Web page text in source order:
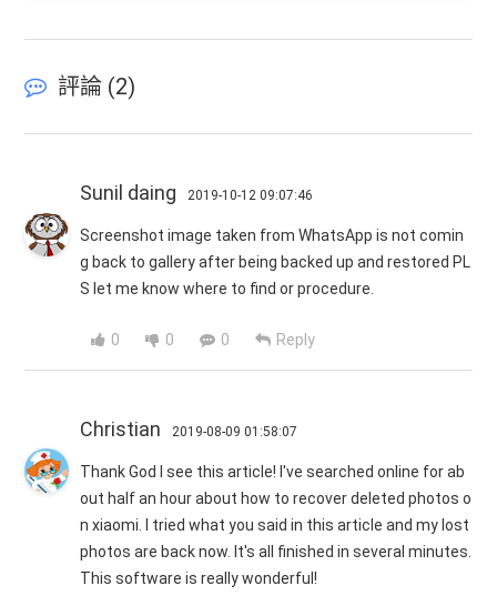
評論 (2)
Sunil daing 2019-10-12 09:07:46
Screenshot image taken from WhatsApp is not comin
g back to gallery after being backed up and restored PL
S let me know where to find or procedure.
0 0 0 Reply
Christian 2019-08-09 01:58:07
Thank God I see this article! I've searched online for ab
out half an hour about how to recover deleted photos o
n xiaomi. I tried what you said in this article and my lost
photos are back now. It's all finished in several minutes.
This software is really wonderful!